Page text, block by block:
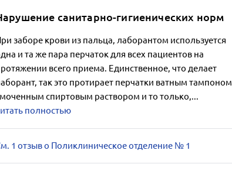
санитарно-гигиенических норм
заборе крови из пальца, лаборантом используется
и та же пара перчаток для всех пациентов на
всего приема. Единственное, что делает
так это протирает перчатки ватным тампоном
спиртовым раствором и то только,...
полностью
1 отзыв о Поликлиническое отделение № 1